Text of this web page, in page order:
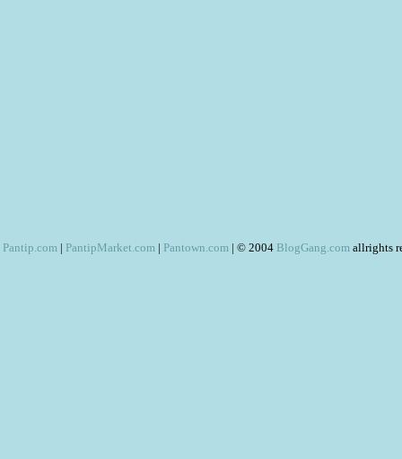
Pantip.com | PantipMarket.com | Pantown.com | © 2004 BlogGang.com allrights